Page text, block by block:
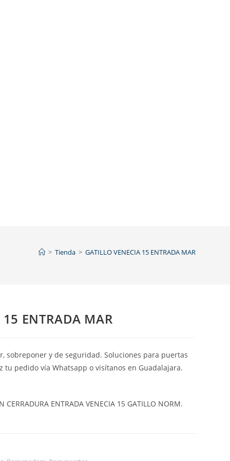
> Tienda > GATILLO VENECIA 15 ENTRADA MAR
ENTRADA MAR
sobreponer y de seguridad. Soluciones para puertas
tu pedido vía Whatsapp o visítanos en Guadalajara.
CERRADURA ENTRADA VENECIA 15 GATILLO NORM.